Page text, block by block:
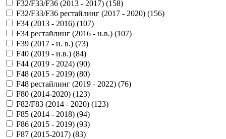
F32/F33/F36 (2013 - 2017) (158)
F32/F33/F36 рестайлинг (2017 - 2020) (156)
F34 (2013 - 2016) (107)
F34 рестайлинг (2016 - н.в.) (107)
F39 (2017 - н. в.) (73)
F40 (2019 - н.в.) (84)
F44 (2019 - 2024) (90)
F48 (2015 - 2019) (80)
F48 рестайлинг (2019 - 2022) (76)
F80 (2014-2020) (123)
F82/F83 (2014 - 2020) (123)
F85 (2014 - 2018) (94)
F86 (2015 - 2019) (93)
F87 (2015-2017) (83)